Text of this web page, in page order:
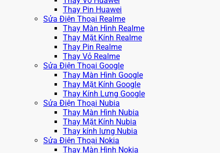
Thay Pin Huawei
Sửa Điện Thoại Realme
Thay Màn Hình Realme
Thay Mặt Kính Realme
Thay Pin Realme
Thay Vỏ Realme
Sửa Điện Thoại Google
Thay Màn Hình Google
Thay Mặt Kính Google
Thay Kính Lưng Google
Sửa Điện Thoại Nubia
Thay Màn Hình Nubia
Thay Mặt Kính Nubia
Thay kính lưng Nubia
Sửa Điện Thoại Nokia
Thay Màn Hình Nokia